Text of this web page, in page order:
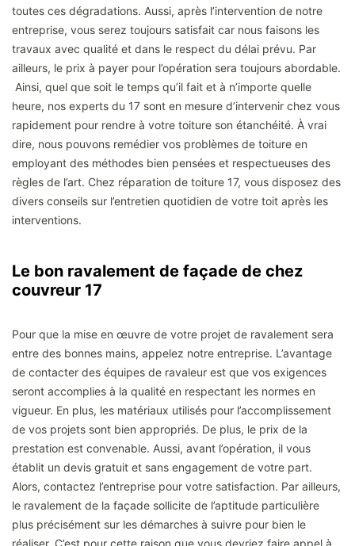
toutes ces dégradations. Aussi, après l’intervention de notre
entreprise, vous serez toujours satisfait car nous faisons les
travaux avec qualité et dans le respect du délai prévu. Par
ailleurs, le prix à payer pour l’opération sera toujours abordable.
Ainsi, quel que soit le temps qu’il fait et à n’importe quelle
heure, nos experts du 17 sont en mesure d’intervenir chez vous
rapidement pour rendre à votre toiture son étanchéité. À vrai
dire, nous pouvons remédier vos problèmes de toiture en
employant des méthodes bien pensées et respectueuses des
règles de l’art. Chez réparation de toiture 17, vous disposez des
divers conseils sur l’entretien quotidien de votre toit après les
interventions.
Le bon ravalement de façade de chez
couvreur 17
Pour que la mise en œuvre de votre projet de ravalement sera
entre des bonnes mains, appelez notre entreprise. L’avantage
de contacter des équipes de ravaleur est que vos exigences
seront accomplies à la qualité en respectant les normes en
vigueur. En plus, les matériaux utilisés pour l’accomplissement
de vos projets sont bien appropriés. De plus, le prix de la
prestation est convenable. Aussi, avant l’opération, il vous
établit un devis gratuit et sans engagement de votre part.
Alors, contactez l’entreprise pour votre satisfaction. Par ailleurs,
le ravalement de la façade sollicite de l’aptitude particulière
plus précisément sur les démarches à suivre pour bien le